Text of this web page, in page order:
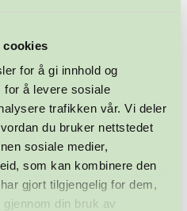
cookies
for å gi innhold og
for å levere sosiale
trafikken vår. Vi deler
du bruker nettstedet
sosiale medier,
som kan kombinere den
gjort tilgjengelig for dem,
din bruk av